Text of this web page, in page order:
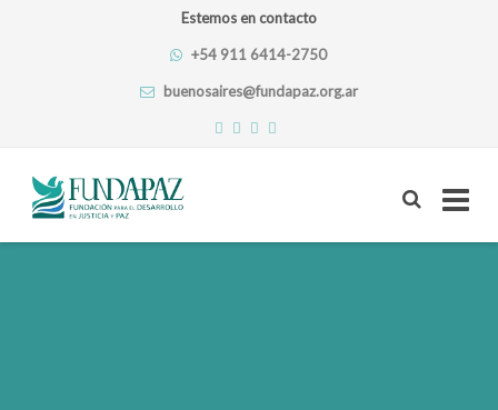
Estemos en contacto
+54 911 6414-2750
buenosaires@fundapaz.org.ar
Skip